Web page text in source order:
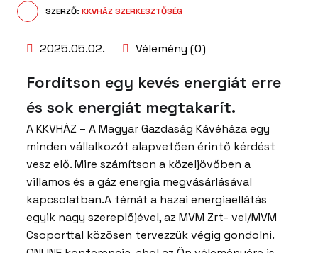
SZERZŐ: KKVHÁZ SZERKESZTŐSÉG
2025.05.02. Vélemény (0)
Fordítson egy kevés energiát erre
és sok energiát megtakarít.
A KKVHÁZ – A Magyar Gazdaság Kávéháza egy
minden vállalkozót alapvetően érintő kérdést
vesz elő. Mire számítson a közeljövőben a
villamos és a gáz energia megvásárlásával
kapcsolatban.A témát a hazai energiaellátás
egyik nagy szereplőjével, az MVM Zrt- vel/MVM
Csoporttal közösen tervezzük végig gondolni.